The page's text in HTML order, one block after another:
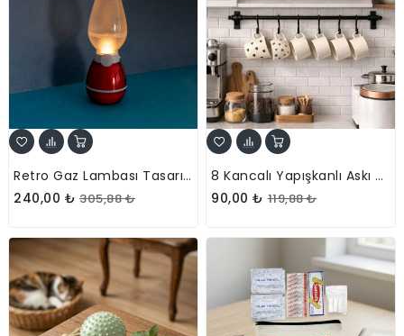
Retro Gaz Lambası Tasarımlı LED Lamba
240,00 ₺ 305,88 ₺
8 Kancalı Yapışkanlı Askı Aparatı
90,00 ₺ 119,88 ₺